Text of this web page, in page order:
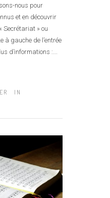
nous pour
et en découvrir
Secrétariat » ou
à gauche de l’entrée
d’informations :...
IN